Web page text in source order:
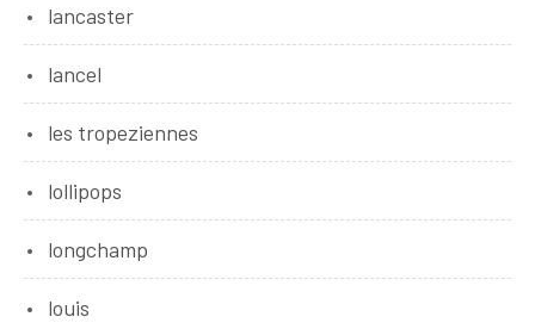
lancaster
lancel
les tropeziennes
lollipops
longchamp
louis